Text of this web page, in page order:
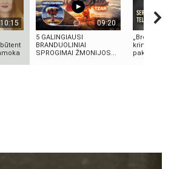
10:15 09:20
5 GALINGIAUSI
BRANDUOLINIAI
SPROGIMAI ŽMONIJOS...
„Bręstantis
kriminalinis
pakeitęs